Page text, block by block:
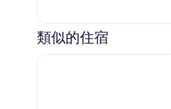
片
房
(Low
Floor)
的
詳
類似的住宿
京那巴魯凱悅酒店